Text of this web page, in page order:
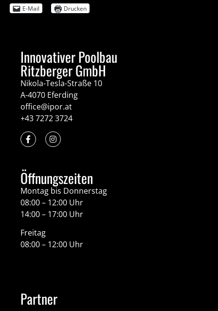
E-Mail
Drucken
Innovativer Poolbau
Ritzberger GmbH
Nikola-Tesla-Straße 10
A-4070 Eferding
office@ipor.at
+43 7272 3724
Öffnungszeiten
Montag bis Donnerstag
08:00 – 12:00 Uhr
14:00 – 17:00 Uhr
Freitag
08:00 – 12:00 Uhr
Partner